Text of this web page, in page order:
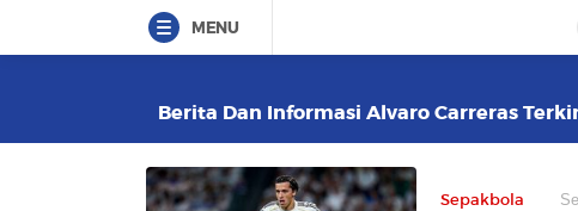
MENU
Berita Dan Informasi Alvaro Carreras
Sepakbola